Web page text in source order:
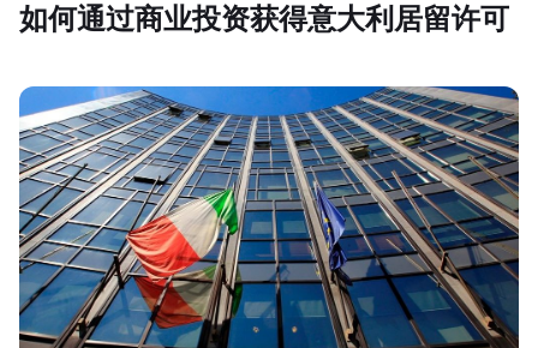
如何通过商业投资获得意大利居留许可